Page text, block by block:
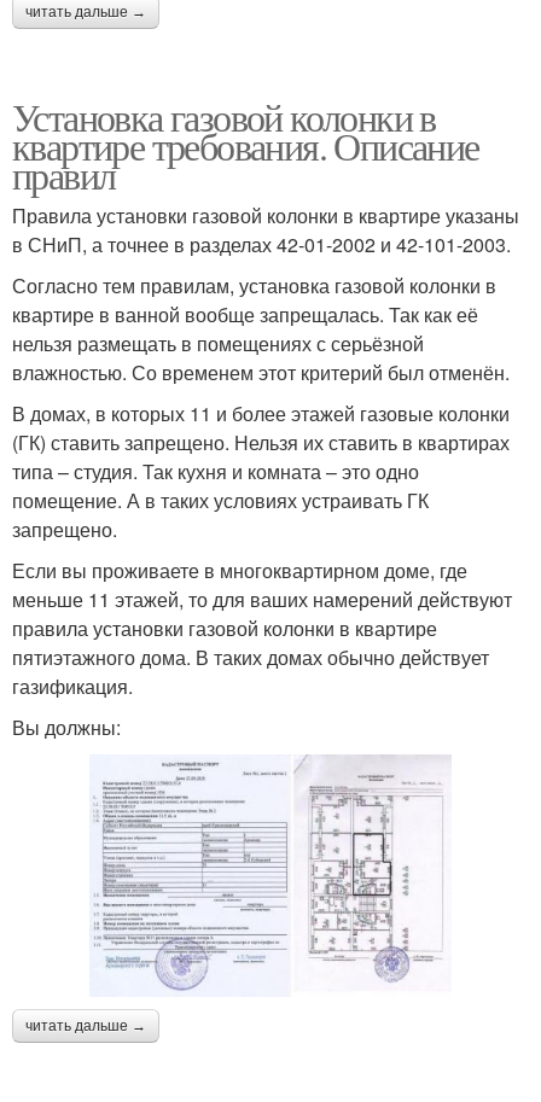
читать дальше →
Установка газовой колонки в
квартире требования. Описание
правил
Правила установки газовой колонки в квартире указаны
в СНиП, а точнее в разделах 42-01-2002 и 42-101-2003.
Согласно тем правилам, установка газовой колонки в
квартире в ванной вообще запрещалась. Так как её
нельзя размещать в помещениях с серьёзной
влажностью. Со временем этот критерий был отменён.
В домах, в которых 11 и более этажей газовые колонки
(ГК) ставить запрещено. Нельзя их ставить в квартирах
типа – студия. Так кухня и комната – это одно
помещение. А в таких условиях устраивать ГК
запрещено.
Если вы проживаете в многоквартирном доме, где
меньше 11 этажей, то для ваших намерений действуют
правила установки газовой колонки в квартире
пятиэтажного дома. В таких домах обычно действует
газификация.
Вы должны:
читать дальше →